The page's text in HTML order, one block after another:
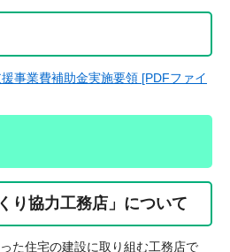
事業費補助金実施要領 [PDFファイ
り協力工務店」について
た住宅の建設に取り組む工務店で